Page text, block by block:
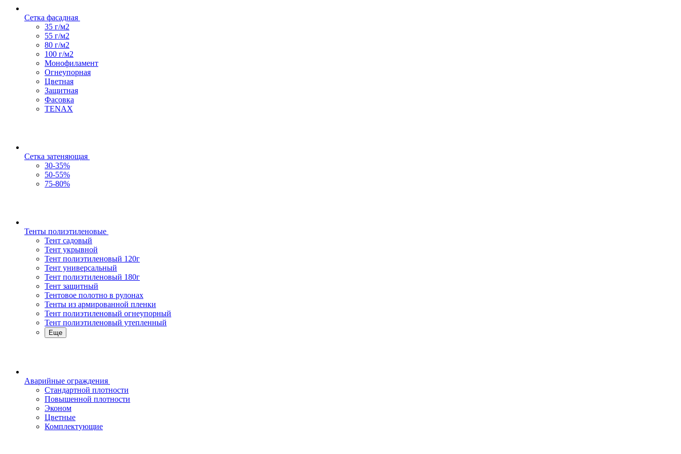
Сетка фасадная
35 г/м2
55 г/м2
80 г/м2
100 г/м2
Монофиламент
Огнеупорная
Цветная
Защитная
Фасовка
TENAX
Сетка затеняющая
30-35%
50-55%
75-80%
Тенты полиэтиленовые
Тент садовый
Тент укрывной
Тент полиэтиленовый 120г
Тент универсальный
Тент полиэтиленовый 180г
Тент защитный
Тентовое полотно в рулонах
Тенты из армированной пленки
Тент полиэтиленовый огнеупорный
Тент полиэтиленовый утепленный
Еще
Аварийные ограждения
Стандартной плотности
Повышенной плотности
Эконом
Цветные
Комплектующие